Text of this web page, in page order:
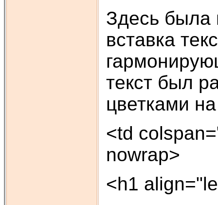
Здесь была
вставка
текст был
цветками
<td
nowrap>
<h1